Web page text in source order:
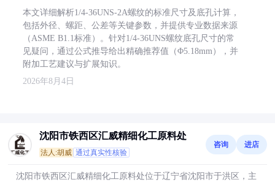
本文详细解析1/4-36UNS-2A螺纹的标准尺寸及底孔计算，
包括外径、螺距、公差等关键参数，并提供专业数据来源
（ASME B1.1标准）。针对1/4-36UNS螺纹底孔尺寸的常
见疑问，通过公式推导给出精确推荐值（Φ5.18mm），并
附加工艺建议与扩展知识。
2026年8月4日
沈阳市铁西区汇威精细化工原料处
法人:胡威 通过真实性核验
咨询 进店
沈阳市铁西区汇威精细化工原料处位于辽宁省沈阳市于洪区，主